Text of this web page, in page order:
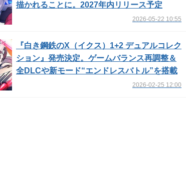
描かれることに。2027年内リリース予定
2026-05-22 10:55
『白き鋼鉄のX（イクス）1+2 デュアルコレク
ション』発売決定。ゲームバランス再調整＆
全DLCや新モード“エンドレスバトル”を搭載
2026-02-25 12:00